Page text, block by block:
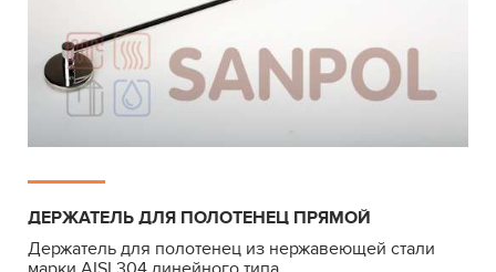
ДЕРЖАТЕЛЬ ДЛЯ ПОЛОТЕНЕЦ ПРЯМОЙ
Держатель для полотенец из нержавеющей стали